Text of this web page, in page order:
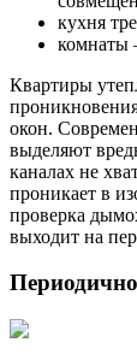
кухня
комнаты
Квартиры
окон.
выделяют
каналах не
проникает в
проверка
выходит на